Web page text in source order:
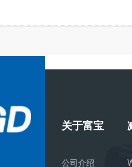
关于富宝
公司介绍